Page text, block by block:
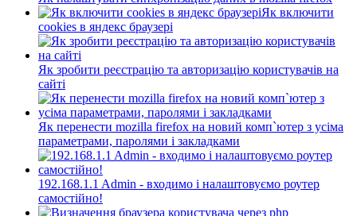
Як включити
cookies в яндекс браузері
Як зробити реєстрацію та авторизацію користувачів на
сайті
Як перенести mozilla firefox на новий комп`ютер з усіма
параметрами, паролями і закладками
192.168.1.1 Admin - входимо і налаштовуємо роутер
самостійно!